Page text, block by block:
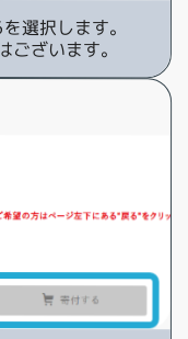
選択します。
ざいます。